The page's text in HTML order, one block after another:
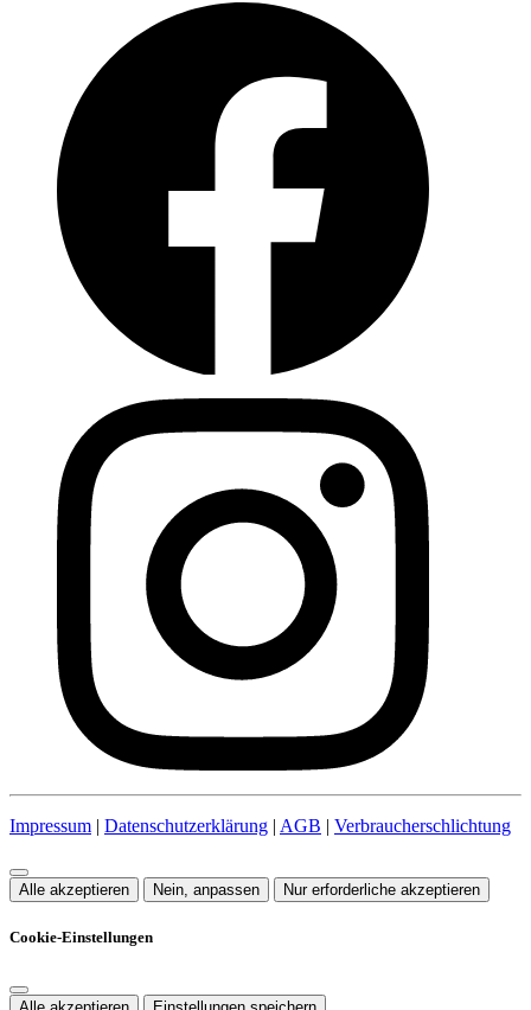
Impressum | Datenschutzerklärung | AGB | Verbraucherschlichtung
Alle akzeptieren Nein, anpassen Nur erforderliche akzeptieren
Cookie-Einstellungen